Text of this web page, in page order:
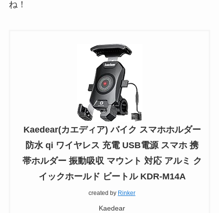
ね！
Kaedear(カエディア) バイク スマホホルダー
防水 qi ワイヤレス 充電 USB電源 スマホ 携
帯ホルダー 振動吸収 マウント 対応 アルミ ク
イックホールド ビートル KDR-M14A
created by Rinker
Kaedear